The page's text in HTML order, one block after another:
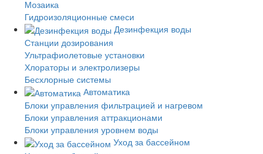
Мозаика
Гидроизоляционные смеси
Дезинфекция воды
Станции дозирования
Ультрафиолетовые установки
Хлораторы и электролизеры
Бесхлорные системы
Автоматика
Блоки управления фильтрацией и нагревом
Блоки управления аттракционами
Блоки управления уровнем воды
Уход за бассейном